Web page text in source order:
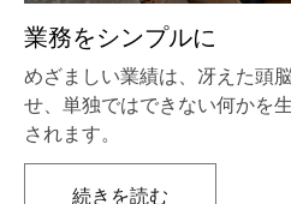
業務をシンプルに
めざましい業績は、冴えた頭
せ、単独ではできない何かを
されます。
続きを読む